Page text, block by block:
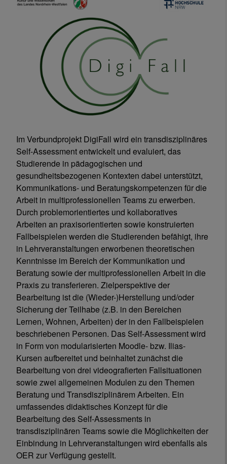
Im Verbundprojekt DigiFall wird ein transdisziplinäres
Self-Assessment entwickelt und evaluiert, das
Studierende in pädagogischen und
gesundheitsbezogenen Kontexten dabei unterstützt,
Kommunikations- und Beratungskompetenzen für die
Arbeit in multiprofessionellen Teams zu erwerben.
Durch problemorientiertes und kollaboratives
Arbeiten an praxisorientierten sowie konstruierten
Fallbeispielen werden die Studierenden befähigt, ihre
in Lehrveranstaltungen erworbenen theoretischen
Kenntnisse im Bereich der Kommunikation und
Beratung sowie der multiprofessionellen Arbeit in die
Praxis zu transferieren. Zielperspektive der
Bearbeitung ist die (Wieder-)Herstellung und/oder
Sicherung der Teilhabe (z.B. in den Bereichen
Lernen, Wohnen, Arbeiten) der in den Fallbeispielen
beschriebenen Personen. Das Self-Assessment wird
in Form von modularisierten Moodle- bzw. Ilias-
Kursen aufbereitet und beinhaltet zunächst die
Bearbeitung von drei videografierten Fallsituationen
sowie zwei allgemeinen Modulen zu den Themen
Beratung und Transdisziplinärem Arbeiten. Ein
umfassendes didaktisches Konzept für die
Bearbeitung des Self-Assessments in
transdisziplinären Teams sowie die Möglichkeiten der
Einbindung in Lehrveranstaltungen wird ebenfalls als
OER zur Verfügung gestellt.